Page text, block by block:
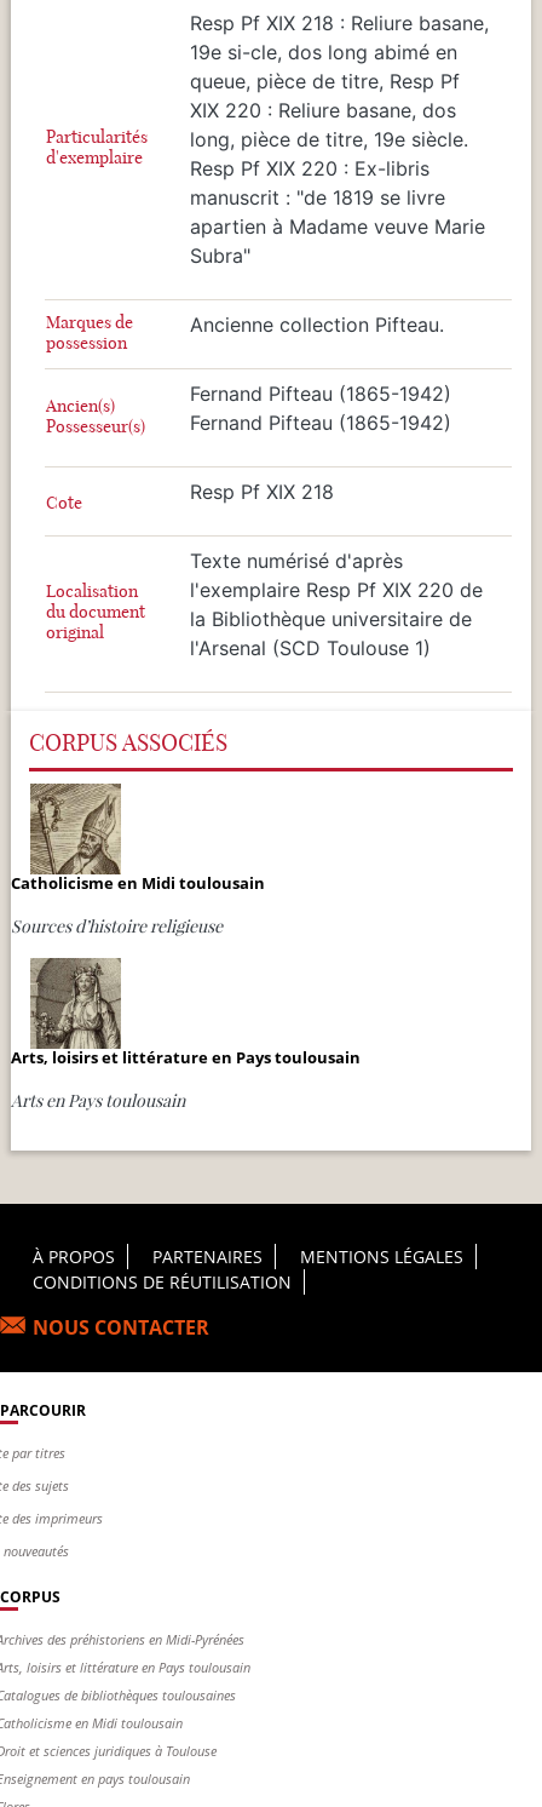
Particularités
d'exemplaire
Resp Pf XIX 218 : Reliure basane,
19e si-cle, dos long abimé en
queue, pièce de titre, Resp Pf
XIX 220 : Reliure basane, dos
long, pièce de titre, 19e siècle.
Resp Pf XIX 220 : Ex-libris
manuscrit : "de 1819 se livre
apartien à Madame veuve Marie
Subra"
Marques de
possession
Ancienne collection Pifteau.
Ancien(s)
Possesseur(s)
Fernand Pifteau (1865-1942)
Fernand Pifteau (1865-1942)
Cote Resp Pf XIX 218
Localisation
du document
original
Texte numérisé d'après
l'exemplaire Resp Pf XIX 220 de
la Bibliothèque universitaire de
l'Arsenal (SCD Toulouse 1)
CORPUS ASSOCIÉS
Catholicisme en Midi toulousain
Sources d’histoire religieuse
Arts, loisirs et littérature en Pays toulousain
Arts en Pays toulousain
Footer Principal
À PROPOS PARTENAIRES
MENTIONS LÉGALES
CONDITIONS DE RÉUTILISATION
NOUS CONTACTER
PARCOURIR
par titres
des sujets
des imprimeurs
nouveautés
CORPUS
des préhistoriens en Midi-Pyrénées
loisirs et littérature en Pays toulousain
de bibliothèques toulousaines
en Midi toulousain
et sciences juridiques à Toulouse
en pays toulousain